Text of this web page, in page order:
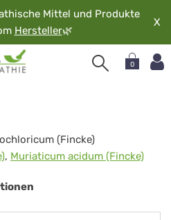
Mittel und Produkte
Hersteller🌿
X
0
(Fincke)
, Muriaticum acidum (Fincke)